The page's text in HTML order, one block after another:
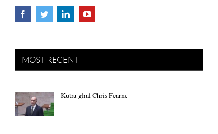
MOST RECENT
Kutra għal Chris Fearne